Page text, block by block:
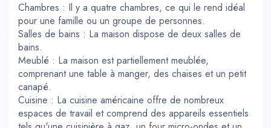
Chambres : Il y a quatre chambres, ce qui le rend idéal
pour une famille ou un groupe de personnes.
Salles de bains : La maison dispose de deux salles de
bains.
Meublé : La maison est partiellement meublée,
comprenant une table à manger, des chaises et un petit
canapé.
Cuisine : La cuisine américaine offre de nombreux
espaces de travail et comprend des appareils essentiels